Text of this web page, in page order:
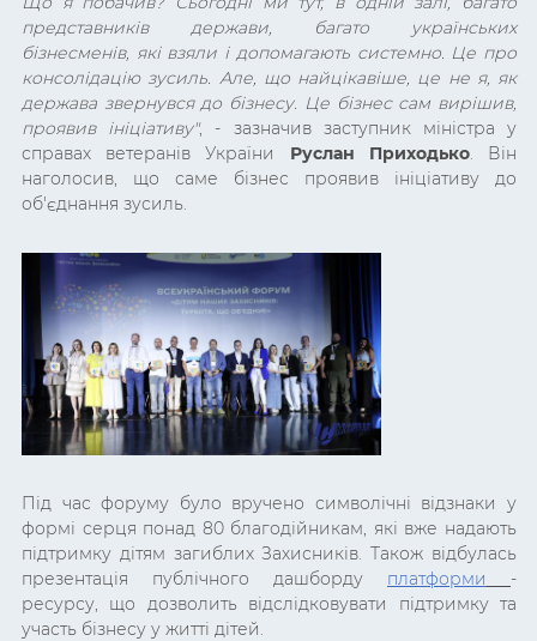
представників держави, багато українських
бізнесменів, які взяли і допомагають системно. Це про
консолідацію зусиль. Але, що найцікавіше, це не я, як
держава звернувся до бізнесу. Це бізнес сам вирішив,
проявив ініціативу", - зазначив заступник міністра у
справах ветеранів України Руслан Приходько. Він
наголосив, що саме бізнес проявив ініціативу до
об'єднання зусиль.
Під час форуму було вручено символічні відзнаки у
формі серця понад 80 благодійникам, які вже надають
підтримку дітям загиблих Захисників. Також відбулась
презентація публічного дашборду платформи
-
ресурсу, що дозволить відслідковувати підтримку та
участь бізнесу у житті дітей.